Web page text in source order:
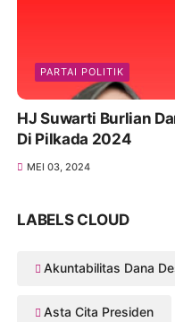
PARTAI POLITIK
HJ Suwarti Burlian
Di Pilkada 2024
MEI 03, 2024
LABELS CLOUD
Akuntabilitas Dana
Asta Cita Presiden